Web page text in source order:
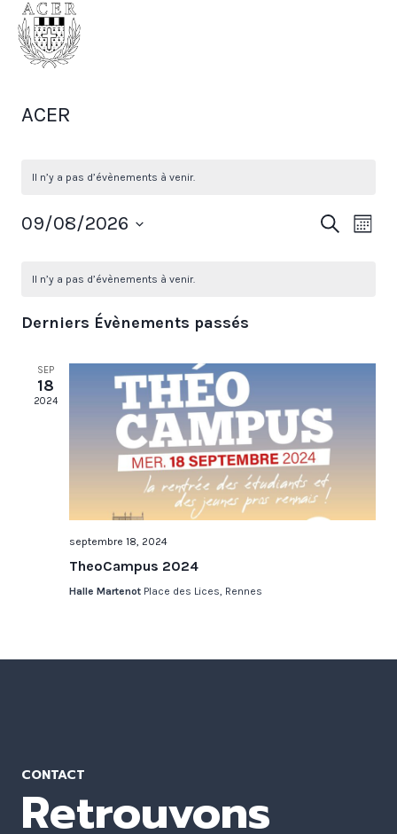
Aller
contenu
ACER
Il n’y a pas d’évènements à venir.
de
Recherche
Mois
09/08/2026
une
Calendrier
de
Évènements
Il n’y a pas d’évènements à venir.
Derniers Évènements passés
SEP
18
2024
septembre 18, 2024
TheoCampus 2024
Halle Martenot Place des Lices, Rennes
CONTACT
Retrouvons